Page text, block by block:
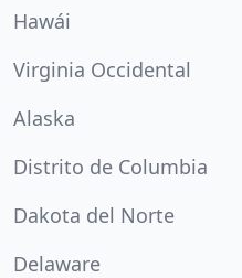
Hawái
Virginia Occidental
Alaska
Distrito de Columbia
Dakota del Norte
Delaware